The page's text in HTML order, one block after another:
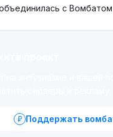
с Вомбатом
Поддержать